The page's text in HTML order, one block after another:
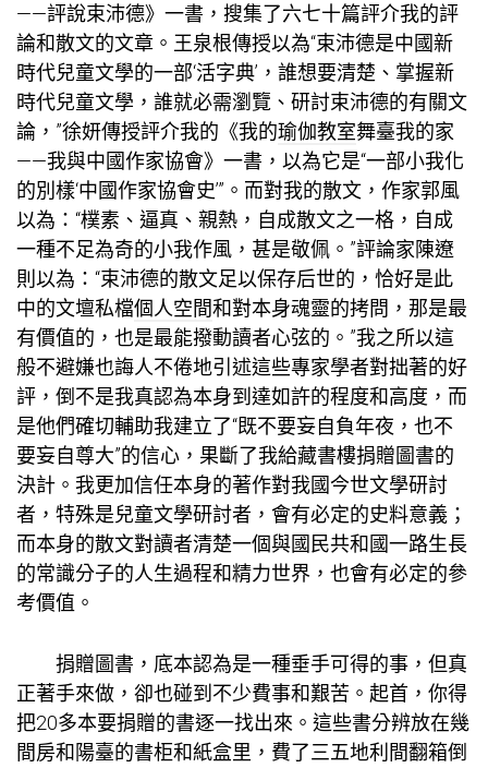
——評說束沛德》一書，搜集了六七十篇評介我的評
論和散文的文章。王泉根傳授以為“束沛德是中國新
時代兒童文學的一部‘活字典’，誰想要清楚、掌握新
時代兒童文學，誰就必需瀏覽、研討束沛德的有關文
論，”徐妍傳授評介我的《我的瑜伽教室舞臺我的家
——我與中國作家協會》一書，以為它是“一部小我化
的別樣‘中國作家協會史’”。而對我的散文，作家郭風
以為：“樸素、逼真、親熱，自成散文之一格，自成
一種不足為奇的小我作風，甚是敬佩。”評論家陳遼
則以為：“束沛德的散文足以保存后世的，恰好是此
中的文壇私檔個人空間和對本身魂靈的拷問，那是最
有價值的，也是最能撥動讀者心弦的。”我之所以這
般不避嫌也誨人不倦地引述這些專家學者對拙著的好
評，倒不是我真認為本身到達如許的程度和高度，而
是他們確切輔助我建立了“既不要妄自負年夜，也不
要妄自尊大”的信心，果斷了我給藏書樓捐贈圖書的
決計。我更加信任本身的著作對我國今世文學研討
者，特殊是兒童文學研討者，會有必定的史料意義；
而本身的散文對讀者清楚一個與國民共和國一路生長
的常識分子的人生過程和精力世界，也會有必定的參
考價值。
捐贈圖書，底本認為是一種垂手可得的事，但真
正著手來做，卻也碰到不少費事和艱苦。起首，你得
把20多本要捐贈的書逐一找出來。這些書分辨放在幾
間房和陽臺的書柜和紙盒里，費了三五地利間翻箱倒